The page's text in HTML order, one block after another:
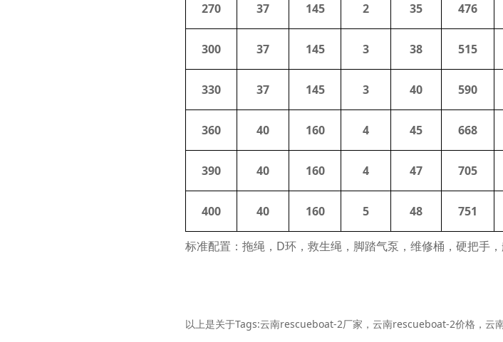
270 37 145 2 35 476
300 37 145 3 38 515
330 37 145 3 40 590
360 40 160 4 45 668
390 40 160 4 47 705
400 40 160 5 48 751
标准配置：拖绳，D环，救生绳，脚踏气泵，维修桶，硬把手
以上是关于Tags:云南rescueboat-2厂家，云南rescueboat-2价格，